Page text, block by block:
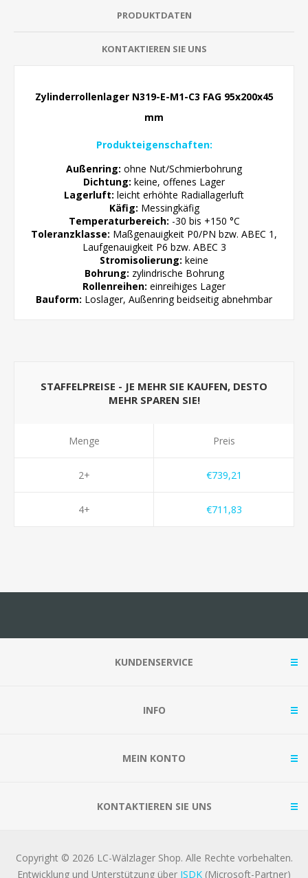
PRODUKTDATEN
KONTAKTIEREN SIE UNS
Zylinderrollenlager N319-E-M1-C3 FAG 95x200x45
mm
Produkteigenschaften:
Außenring: ohne Nut/Schmierbohrung
Dichtung: keine, offenes Lager
Lagerluft: leicht erhöhte Radiallagerluft
Käfig: Messingkäfig
Temperaturbereich: -30 bis +150 °C
Toleranzklasse: Maßgenauigkeit P0/PN bzw. ABEC 1,
Laufgenauigkeit P6 bzw. ABEC 3
Stromisolierung: keine
Bohrung: zylindrische Bohrung
Rollenreihen: einreihiges Lager
Bauform: Loslager, Außenring beidseitig abnehmbar
STAFFELPREISE - JE MEHR SIE KAUFEN, DESTO
MEHR SPAREN SIE!
Menge
2+
4+
Preis
€739,21
€711,83
KUNDENSERVICE
INFO
MEIN KONTO
KONTAKTIEREN SIE UNS
Copyright © 2026 LC-Wälzlager Shop. Alle Rechte vorbehalten.
Entwicklung und Unterstützung über ISDK (Microsoft-Partner)